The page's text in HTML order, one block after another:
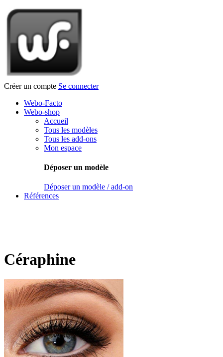
Créer un compte Se connecter
Webo-Facto
Webo-shop
Accueil
Tous les modèles
Tous les add-ons
Mon espace
Déposer un modèle
Déposer un modèle / add-on
Références
Céraphine